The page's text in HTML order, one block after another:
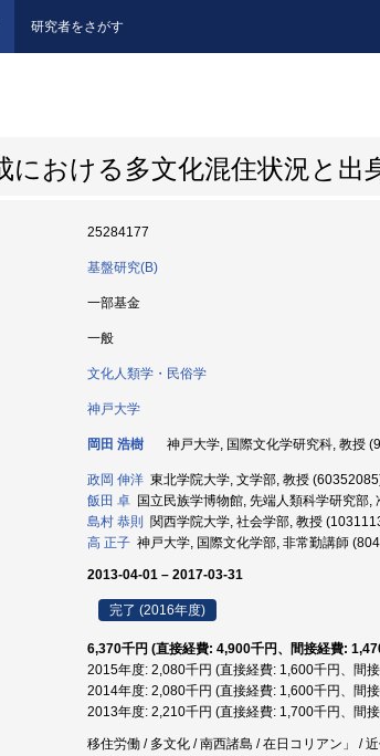
研究者をさがす
における多文化混住状況と出
25284177
基盤研究(B)
一部基金
一般
文化人類学・民俗学
神戸大学
岡田 浩樹 神戸大学, 国際文化学研究科, 教授
政岡 伸洋 東北学院大学, 文学部, 教授
飯田 卓 国立民族学博物館, 先端人類科学研究部,
島村 恭則
関西学院大学, 社会学部, 教授
高 正子 神戸大学, 国際文化学部, 非常勤講師
2013-04-01 – 2017-03-31
完了 (2016年度)
6,370千円 (直接経費: 4,900千円、間接経費:
2015年度: 2,080千円 (直接経費: 1,600千円、間
2014年度: 2,080千円 (直接経費: 1,600千円、間
2013年度: 2,210千円 (直接経費: 1,700千円、間
移住労働 / 多文化 / 南西諸島 / 在日コリアン」 /